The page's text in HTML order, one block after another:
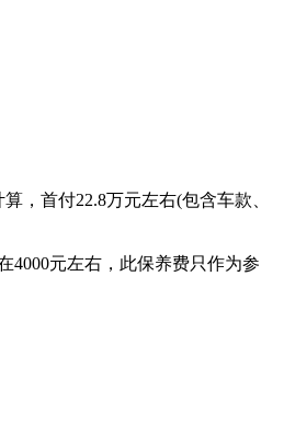
，首付22.8万元左右(包含车款、
4000元左右，此保养费只作为参